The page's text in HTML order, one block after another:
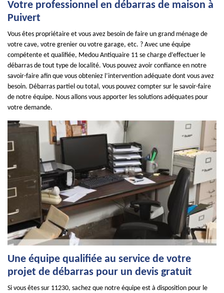
Votre professionnel en débarras de maison à
Puivert
Vous êtes propriétaire et vous avez besoin de faire un grand ménage de
votre cave, votre grenier ou votre garage, etc. ? Avec une équipe
compétente et qualifiée, Medou Antiquaire 11 se charge d’effectuer le
débarras de tout type de localité. Vous pouvez avoir confiance en notre
savoir-faire afin que vous obteniez l’intervention adéquate dont vous avez
besoin. Débarras partiel ou total, vous pouvez compter sur le savoir-faire
de notre équipe. Nous allons vous apporter les solutions adéquates pour
votre demande.
Une équipe qualifiée au service de votre
projet de débarras pour un devis gratuit
Si vous êtes sur 11230, sachez que notre équipe est à disposition pour le